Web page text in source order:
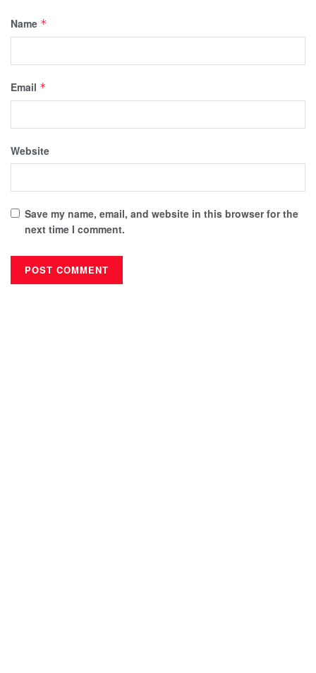
Name *
Email *
Website
Save my name, email, and website in this browser for the
next time I comment.